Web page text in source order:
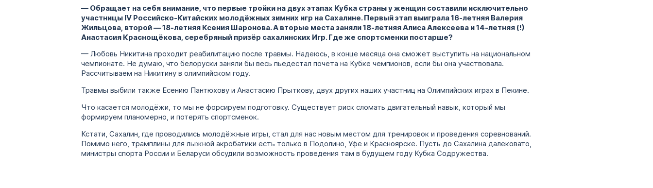
— Обращает на себя внимание, что первые тройки на двух этапах Кубка страны у женщин составили исключительно
участницы IV Российско-Китайских молодёжных зимних игр на Сахалине. Первый этап выиграла 16-летняя Валерия
Жильцова, второй — 18-летняя Ксения Шаронова. А вторые места заняли 18-летняя Алиса Алексеева и 14-летняя (!)
Анастасия Краснощёкова, серебряный призёр сахалинских Игр. Где же спортсменки постарше?
— Любовь Никитина проходит реабилитацию после травмы. Надеюсь, в конце месяца она сможет выступить на национальном
чемпионате. Не думаю, что белоруски заняли бы весь пьедестал почёта на Кубке чемпионов, если бы она участвовала.
Рассчитываем на Никитину в олимпийском году.
Травмы выбили также Есению Пантюхову и Анастасию Прыткову, двух других наших участниц на Олимпийских играх в Пекине.
Что касается молодёжи, то мы не форсируем подготовку. Cуществует риск сломать двигательный навык, который мы
формируем планомерно, и потерять спортсменок.
Кстати, Сахалин, где проводились молодёжные игры, стал для нас новым местом для тренировок и проведения соревнований.
Помимо него, трамплины для лыжной акробатики есть только в Подолино, Уфе и Красноярске. Пусть до Сахалина далековато,
министры спорта России и Беларуси обсудили возможность проведения там в будущем году Кубка Содружества.